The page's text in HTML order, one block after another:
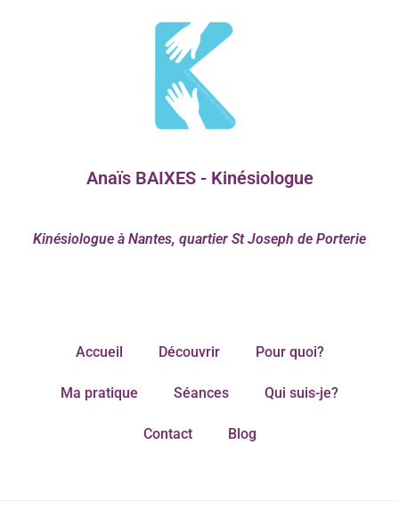
Anaïs BAIXES - Kinésiologue
Kinésiologue à Nantes, quartier St Joseph de Porterie
Accueil Découvrir Pour quoi?
Ma pratique Séances Qui suis-je?
Contact Blog